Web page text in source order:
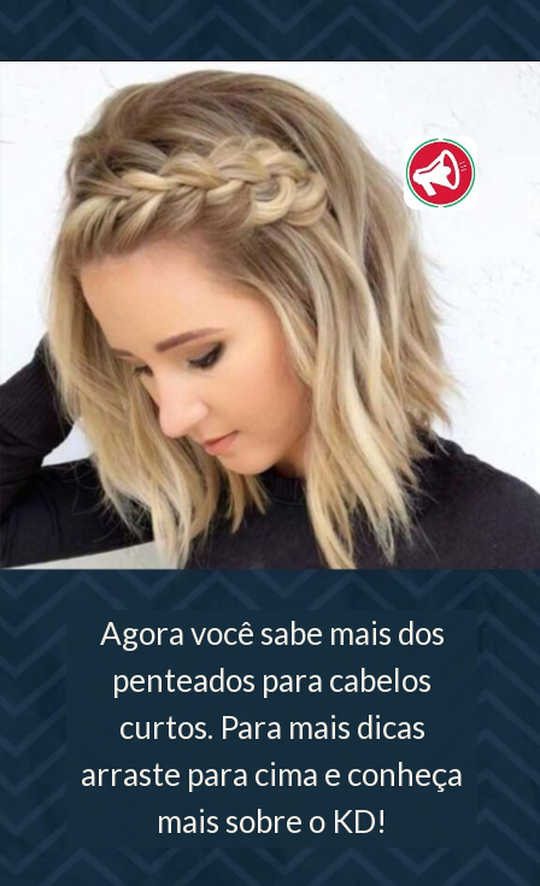
Agora você sabe mais dos
penteados para cabelos
curtos. Para mais dicas
arraste para cima e conheça
mais sobre o KD!